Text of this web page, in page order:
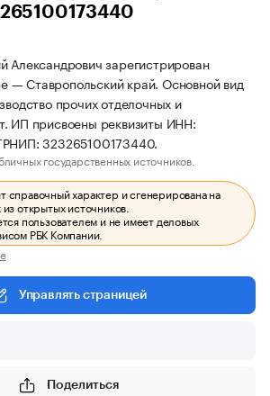
Александрович зарегистрирован
— Ставропольский край. Основной вид
прочих отделочных и
ИП присвоены реквизиты ИНН:
323265100173440.
государственных источников.
справочный характер и сгенерирована на
открытых источников.
пользователем и не имеет деловых
РБК Компании.
Управлять страницей
Поделиться